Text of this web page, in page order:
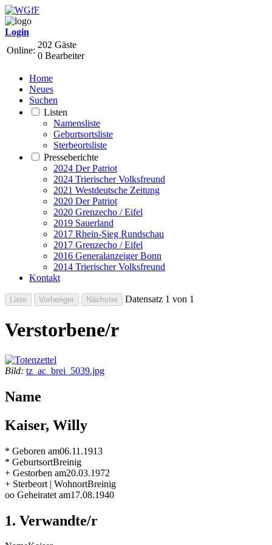
Login
Online:
202 Gäste
0 Bearbeiter
Home
Neues
Suchen
Listen
Namensliste
Geburtsortsliste
Sterbeortsliste
Presseberichte
2024 Der Patriot
2024 Trierischer Volksfreund
2021 Westdeutsche Zeitung
2020 Der Patriot
2020 Grenzecho / Eifel
2019 Sauerland
2017 Rhein-Sieg Rundschau
2017 Grenzecho / Eifel
2016 Generalanzeiger Bonn
2014 Trierischer Volksfreund
Kontakt
Datensatz 1 von 1
Verstorbene/r
Bild: tz_ac_brei_5039.jpg
Name
Kaiser, Willy
* Geboren am06.11.1913
* GeburtsortBreinig
+ Gestorben am20.03.1972
+ Sterbeort | WohnortBreinig
oo Geheiratet am17.08.1940
1. Verwandte/r